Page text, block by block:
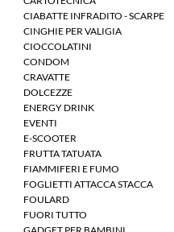
CIABATTE INFRADITO - SCARPE
CINGHIE PER VALIGIA
CIOCCOLATINI
CONDOM
CRAVATTE
DOLCEZZE
ENERGY DRINK
EVENTI
E-SCOOTER
FRUTTA TATUATA
FIAMMIFERI E FUMO
FOGLIETTI ATTACCA STACCA
FOULARD
FUORI TUTTO